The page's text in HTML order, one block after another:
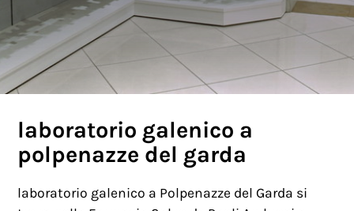
laboratorio galenico a
polpenazze del garda
laboratorio galenico a Polpenazze del Garda si